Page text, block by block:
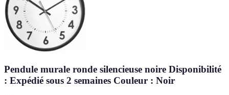
Pendule murale ronde silencieuse noire Disponibilité
: Expédié sous 2 semaines Couleur : Noir